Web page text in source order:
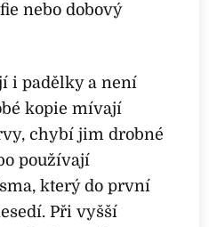
nebo dobový
i padělky a není
kopie mívají
chybí jim drobné
používají
který do první
Při vyšší